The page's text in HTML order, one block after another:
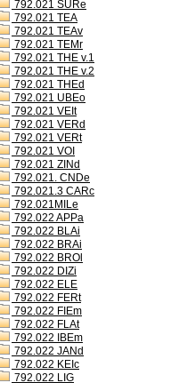
792.021 SURe
792.021 TEA
792.021 TEAv
792.021 TEMr
792.021 THE v.1
792.021 THE v.2
792.021 THEd
792.021 UBEo
792.021 VEIt
792.021 VERd
792.021 VERt
792.021 VOI
792.021 ZINd
792.021. CNDe
792.021.3 CARc
792.021MILe
792.022 APPa
792.022 BLAi
792.022 BRAi
792.022 BROl
792.022 DIZi
792.022 ELE
792.022 FERt
792.022 FIEm
792.022 FLAt
792.022 IBEm
792.022 JANd
792.022 KEIc
792.022 LIG